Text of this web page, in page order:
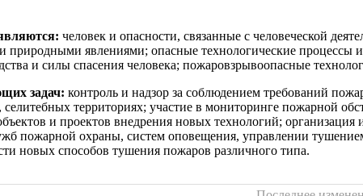
человек и опасности, связанные с человеческой
природными явлениями; опасные технологические процессы
и силы спасения человека; пожаровзрывоопасные
задач: контроль и надзор за соблюдением требований
территориях; участие в мониторинге пожарной
и проектов внедрения новых технологий;
пожарной охраны, систем оповещения, управлении
новых способов тушения пожаров различного типа.